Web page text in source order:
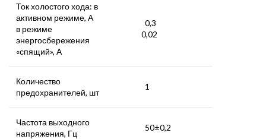
Ток холостого хода: в
активном режиме, А
в режиме
энергосбережения
«спящий», А
0,3
0,02
Количество
предохранителей, шт
1
Частота выходного
напряжения, Гц
50±0,2